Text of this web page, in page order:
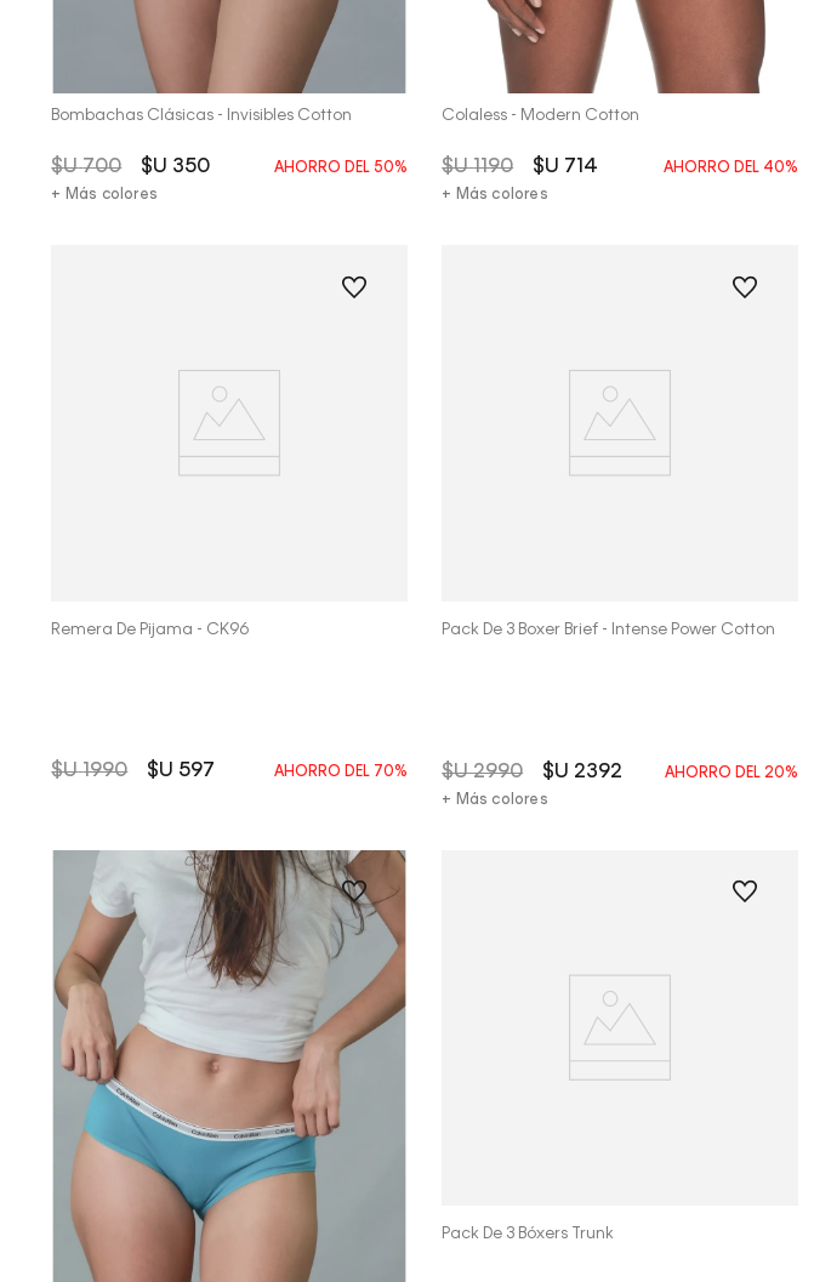
Vista Rápida
Bombachas Clásicas - Invisibles Cotton
$U 700 $U 350 AHORRO DEL 50%
+ Más colores
Vista Rápida
Colaless - Modern Cotton
$U 1190 $U 714 AHORRO DEL 40%
+ Más colores
Remera De Pijama - CK96
$U 1990 $U 597 AHORRO DEL 70%
Pack De 3 Boxer Brief - Intense Power Cotton
$U 2990 $U 2392 AHORRO DEL 20%
+ Más colores
Vista Rápida
Pack De 3 Bóxers Trunk